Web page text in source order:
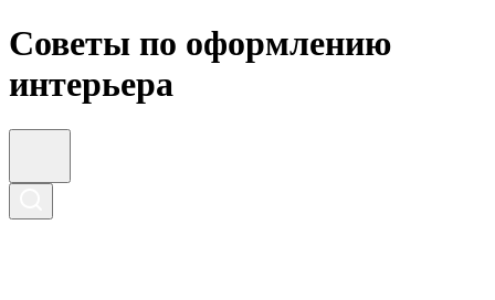
Советы по оформлению
интерьера